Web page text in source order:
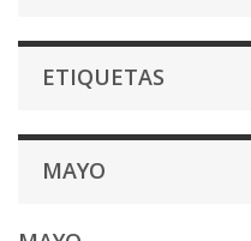
ETIQUETAS
MAYO